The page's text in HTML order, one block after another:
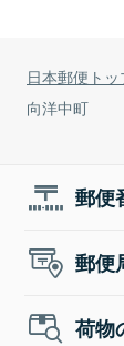
日本郵便トッ
向洋中町
郵便
郵便
荷物